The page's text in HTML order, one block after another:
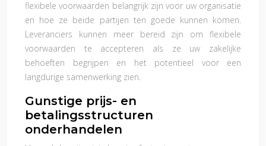
flexibele voorwaarden belangrijk zijn voor uw organisatie
en hoe ze beide partijen ten goede kunnen komen.
Leveranciers kunnen meer bereid zijn om flexibele
voorwaarden te accepteren als ze uw zakelijke
behoeften begrijpen en het potentieel voor een
langdurige samenwerking zien.
Gunstige prijs- en
betalingsstructuren
onderhandelen